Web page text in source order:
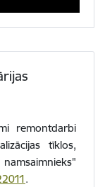
remontdarbi
tīklos,
.